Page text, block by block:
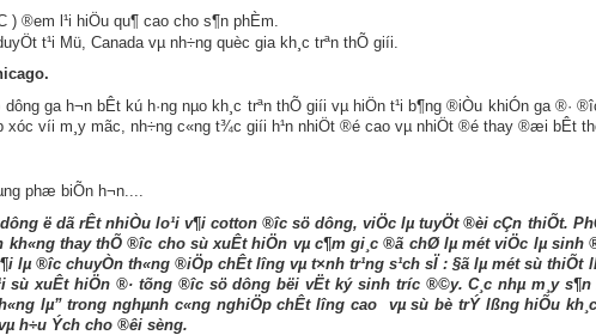
) ®em l¹i hiÖu qu¶ cao cho s¶n phÈm.
t¹i Mü, Canada vµ nh÷ng quèc gia kh¸c trªn thÕ giíi.
ga h¬n bÊt kú h·ng nµo kh¸c trªn thÕ giíi vµ hiÖn t¹i b¶ng ®iÒu khiÓn ga ®·
xóc víi m¸y mãc, nh÷ng c«ng t¾c giíi h¹n nhiÖt ®é cao vµ nhiÖt ®é thay ®æi bÊt
phæ biÕn h¬n....
ë dã rÊt nhiÒu lo¹i v¶i cotton ®­îc sö dông, viÖc lµ tuyÖt ®èi cÇn thiÕt.
thay thÕ ®­îc cho sù xuÊt hiÖn vµ c¶m gi¸c ®ã chØ lµ mét viÖc lµ sinh
lµ ®­îc chuyÒn th«ng ®iÖp chÊt l­îng vµ t×nh tr¹ng s¹ch sÏ : §ã lµ mét sù thiÕt
sù xuÊt hiÖn ®· tõng ®­îc sö dông bëi vËt ký sinh tr­íc ®©y. C¸c nhµ m¸y
lµ” trong nghµnh c«ng nghiÖp chÊt l­îng cao vµ sù bè trÝ lßng hiÕu
h÷u Ých cho ®êi sèng.